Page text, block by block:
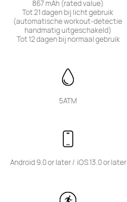
867 mAh (rated value)
Tot 21 dagen bij licht gebruik
(automatische workout-detectie
handmatig uitgeschakeld)
Tot 12 dagen bij normaal gebruik
5ATM
Android 9.0 or later /	iOS 13.0 or later